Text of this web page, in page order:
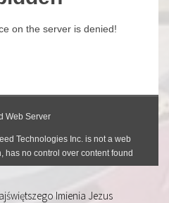
Imienia Jezus